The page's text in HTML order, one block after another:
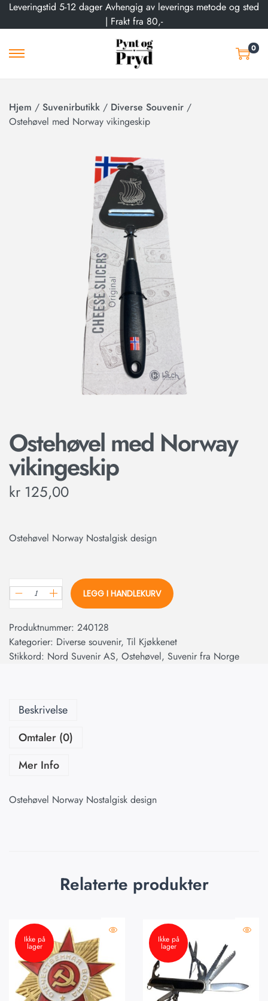
Leveringstid 5-12 dager Avhengig av leverings metode og sted
| Frakt fra 80,-
0
Hjem / Suvenirbutikk / Diverse Souvenir /
Ostehøvel med Norway vikingeskip
Ostehøvel med Norway
vikingeskip
kr 125,00
Ostehøvel Norway Nostalgisk design
LEGG I HANDLEKURV
Produktnummer: 240128
Kategorier: Diverse souvenir, Til Kjøkkenet
Stikkord: Nord Suvenir AS, Ostehøvel, Suvenir fra Norge
Beskrivelse
Omtaler (0)
Mer Info
Ostehøvel Norway Nostalgisk design
Relaterte produkter
Ikke på
lager
Ikke på
lager